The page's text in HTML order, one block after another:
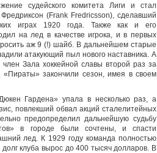
судейского комитета Лиги и стал
(Frank Fredricsson), сделавший
играх 1920 года. Также как и его
на лед в качестве игрока, и в первых
аж 9 (!) шайб. В дальнейшем старые
атакующий пыл нового наставника. А
Зала хоккейной славы второй раз за
«Пираты» закончили сезон, имея в своем
Гардена» упала в несколько раз, а
повлекший обвал акций сталелитейных
предопределил дальнейшую судьбу
в городе были сочтены, и спасти
лед. К 1929 году команда полностью
клуба вырос до 400 тысяч долларов. В